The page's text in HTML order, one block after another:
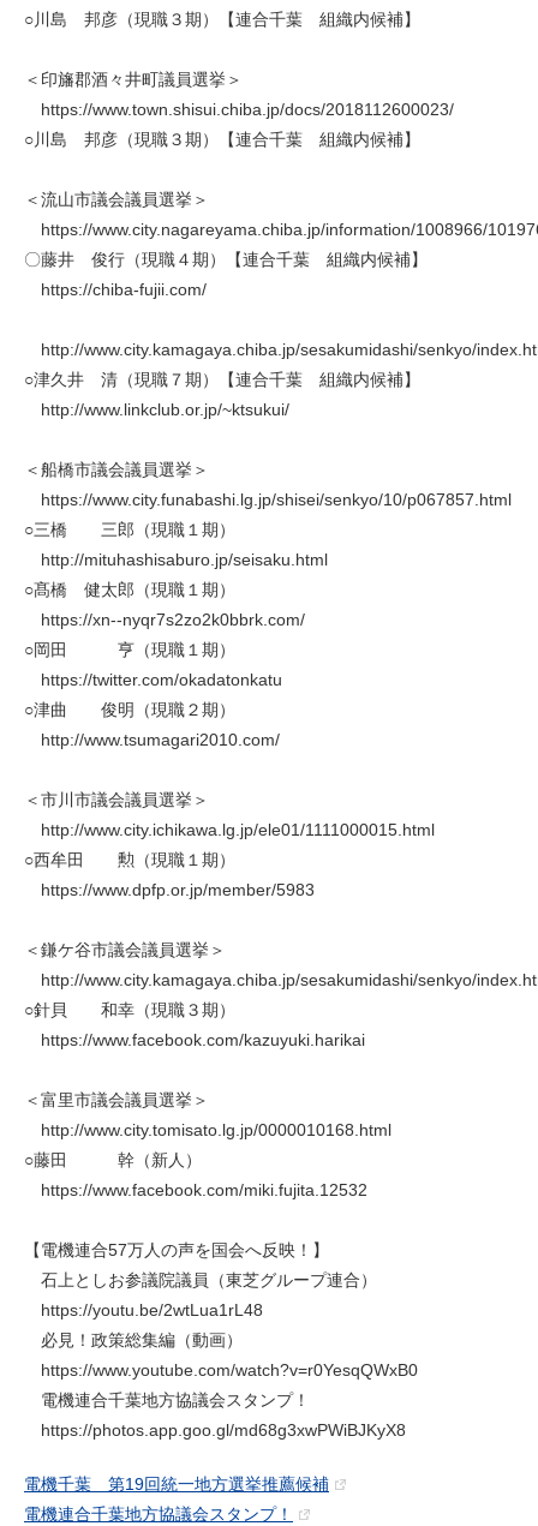
○川島 邦彦（現職３期）【連合千葉 組織内候補】
＜印旛郡酒々井町議員選挙＞
https://www.town.shisui.chiba.jp/docs/2018112600023/
○川島 邦彦（現職３期）【連合千葉 組織内候補】
＜流山市議会議員選挙＞
https://www.city.nagareyama.chiba.jp/information/1008966/
〇藤井 俊行（現職４期）【連合千葉 組織内候補】
https://chiba-fujii.com/
http://www.city.kamagaya.chiba.jp/sesakumidashi/senkyo/
○津久井 清（現職７期）【連合千葉 組織内候補】
http://www.linkclub.or.jp/~ktsukui/
＜船橋市議会議員選挙＞
https://www.city.funabashi.lg.jp/shisei/senkyo/10/p067857.html
○三橋 三郎（現職１期）
http://mituhashisaburo.jp/seisaku.html
○髙橋 健太郎（現職１期）
https://xn--nyqr7s2zo2k0bbrk.com/
○岡田 亨（現職１期）
https://twitter.com/okadatonkatu
○津曲 俊明（現職２期）
http://www.tsumagari2010.com/
＜市川市議会議員選挙＞
http://www.city.ichikawa.lg.jp/ele01/1111000015.html
○西牟田 勲（現職１期）
https://www.dpfp.or.jp/member/5983
＜鎌ケ谷市議会議員選挙＞
http://www.city.kamagaya.chiba.jp/sesakumidashi/senkyo/
○針貝 和幸（現職３期）
https://www.facebook.com/kazuyuki.harikai
＜富里市議会議員選挙＞
http://www.city.tomisato.lg.jp/0000010168.html
○藤田 幹（新人）
https://www.facebook.com/miki.fujita.12532
【電機連合57万人の声を国会へ反映！】
石上としお参議院議員（東芝グループ連合）
https://youtu.be/2wtLua1rL48
必見！政策総集編（動画）
https://www.youtube.com/watch?v=r0YesqQWxB0
電機連合千葉地方協議会スタンプ！
https://photos.app.goo.gl/md68g3xwPWiBJKyX8
電機千葉 第19回統一地方選挙推薦候補
電機連合千葉地方協議会スタンプ！